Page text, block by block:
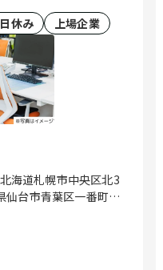
休み 上場企業
北海道札幌市中央区北3
仙台市青葉区一番町4-
和区上木崎1-14-6
治安田生命さいたま